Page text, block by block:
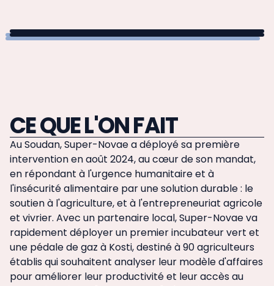
CE QUE L'ON FAIT
Au Soudan, Super-Novae a déployé sa première
intervention en août 2024, au cœur de son mandat,
en répondant à l'urgence humanitaire et à
l'insécurité alimentaire par une solution durable : le
soutien à l'agriculture, et à l'entrepreneuriat agricole
et vivrier. Avec un partenaire local, Super-Novae va
rapidement déployer un premier incubateur vert et
une pédale de gaz à Kosti, destiné à 90 agriculteurs
établis qui souhaitent analyser leur modèle d'affaires
pour améliorer leur productivité et leur accès au